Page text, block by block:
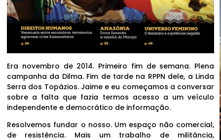
Era novembro de 2014. Primeiro fim de semana. Plena
campanha da Dilma. Fim de tarde na RPPN dele, a Linda
Serra dos Topázios. Jaime e eu começamos a conversar
sobre a falta que fazia termos acesso a um veículo
independente e democrático de informação.
Resolvemos fundar o nosso. Um espaço não comercial,
de resistência. Mais um trabalho de militância,